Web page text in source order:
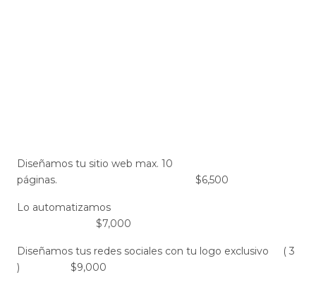
Diseñamos tu sitio web max. 10
páginas. $6,500
Lo automatizamos
$7,000
Diseñamos tus redes sociales con tu logo exclusivo ( 3
) $9,000